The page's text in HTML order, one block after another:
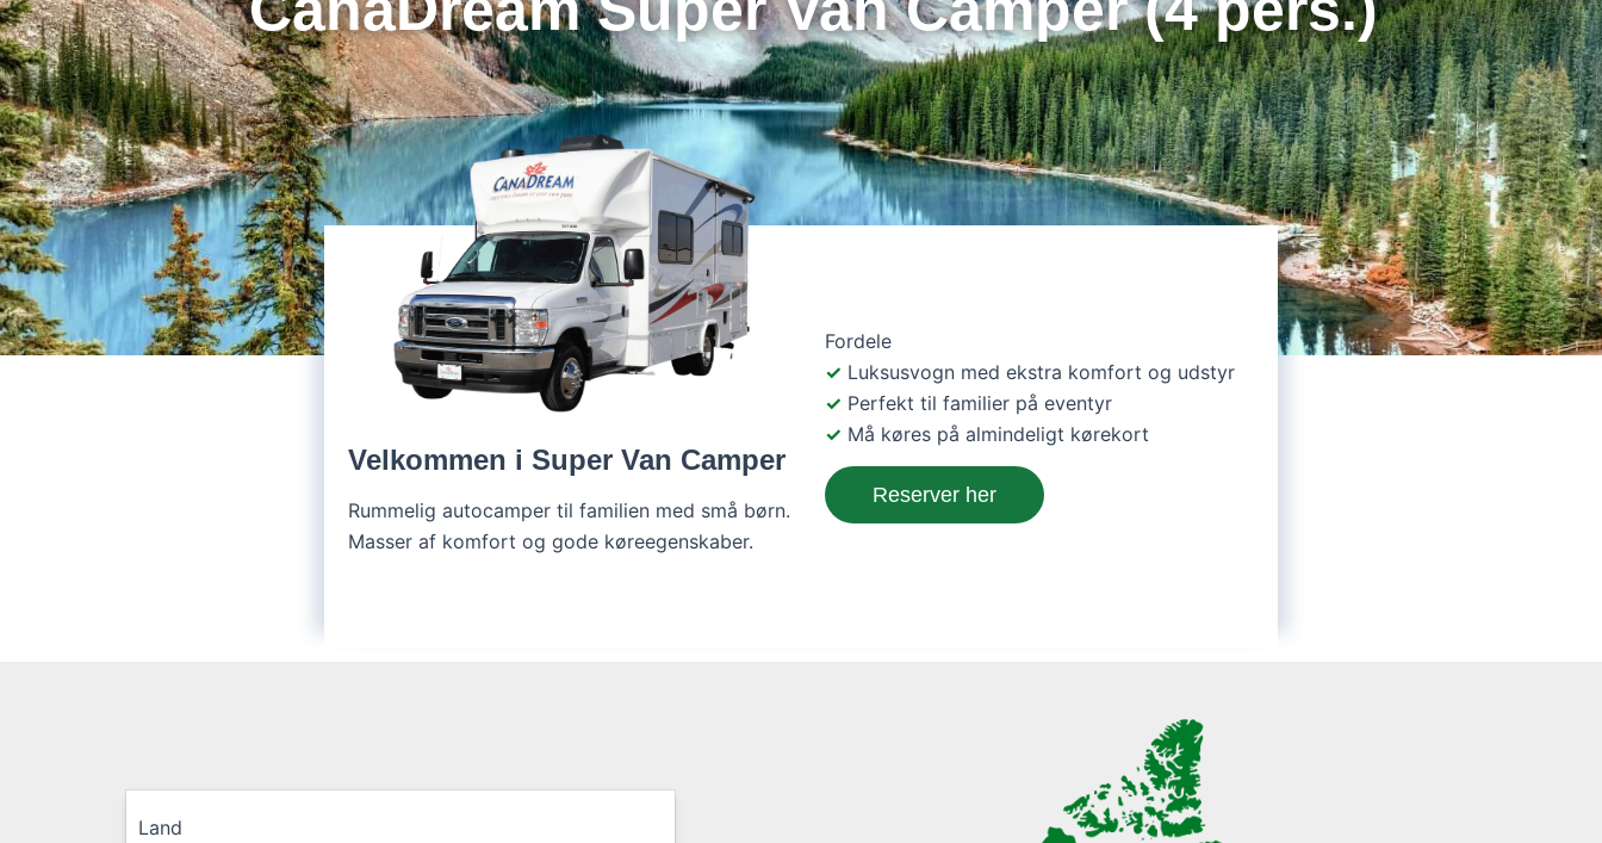
Velkommen i Super Van Camper
Rummelig autocamper til familien med små børn.
Masser af komfort og gode køreegenskaber.
Fordele
Luksusvogn med ekstra komfort og udstyr
Perfekt til familier på eventyr
Må køres på almindeligt kørekort
Reserver her
Land